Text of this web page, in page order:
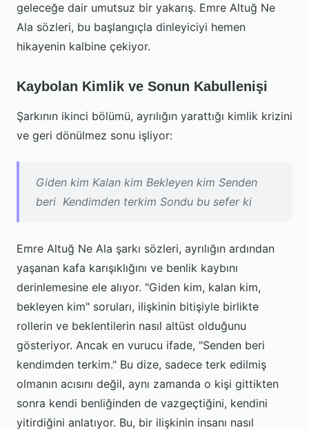
geleceğe dair umutsuz bir yakarış. Emre Altuğ Ne
Ala sözleri, bu başlangıçla dinleyiciyi hemen
hikayenin kalbine çekiyor.
Kaybolan Kimlik ve Sonun Kabullenişi
Şarkının ikinci bölümü, ayrılığın yarattığı kimlik krizini
ve geri dönülmez sonu işliyor:
Giden kim Kalan kim Bekleyen kim Senden
beri Kendimden terkim Sondu bu sefer ki
Emre Altuğ Ne Ala şarkı sözleri, ayrılığın ardından
yaşanan kafa karışıklığını ve benlik kaybını
derinlemesine ele alıyor. "Giden kim, kalan kim,
bekleyen kim" soruları, ilişkinin bitişiyle birlikte
rollerin ve beklentilerin nasıl altüst olduğunu
gösteriyor. Ancak en vurucu ifade, "Senden beri
kendimden terkim." Bu dize, sadece terk edilmiş
olmanın acısını değil, aynı zamanda o kişi gittikten
sonra kendi benliğinden de vazgeçtiğini, kendini
yitirdiğini anlatıyor. Bu, bir ilişkinin insanı nasıl